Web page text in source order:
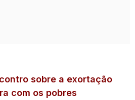
sobre a exortação
com os pobres